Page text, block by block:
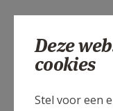
Gepubliceerd
Pastorale
Deze
cookies
Stel voor een